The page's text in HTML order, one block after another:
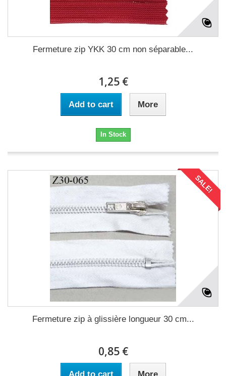
Fermeture zip YKK 30 cm non séparable...
1,25 €
Add to cart More
In Stock
SALE!
Fermeture zip à glissière longueur 30 cm...
0,85 €